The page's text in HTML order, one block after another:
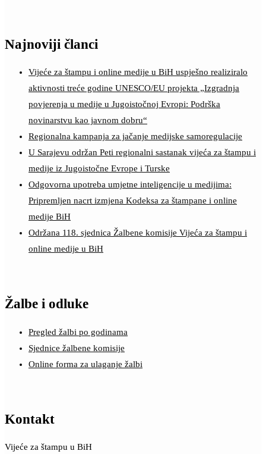
Najnoviji članci
Vijeće za štampu i online medije u BiH uspješno realiziralo
aktivnosti treće godine UNESCO/EU projekta „Izgradnja
povjerenja u medije u Jugoistočnoj Evropi: Podrška
novinarstvu kao javnom dobru“
Regionalna kampanja za jačanje medijske samoregulacije
U Sarajevu održan Peti regionalni sastanak vijeća za štampu i
medije iz Jugoistočne Evrope i Turske
Odgovorna upotreba umjetne inteligencije u medijima:
Pripremljen nacrt izmjena Kodeksa za štampane i online
medije BiH
Održana 118. sjednica Žalbene komisije Vijeća za štampu i
online medije u BiH
Žalbe i odluke
Pregled žalbi po godinama
Sjednice žalbene komisije
Online forma za ulaganje žalbi
Kontakt
Vijeće za štampu u BiH